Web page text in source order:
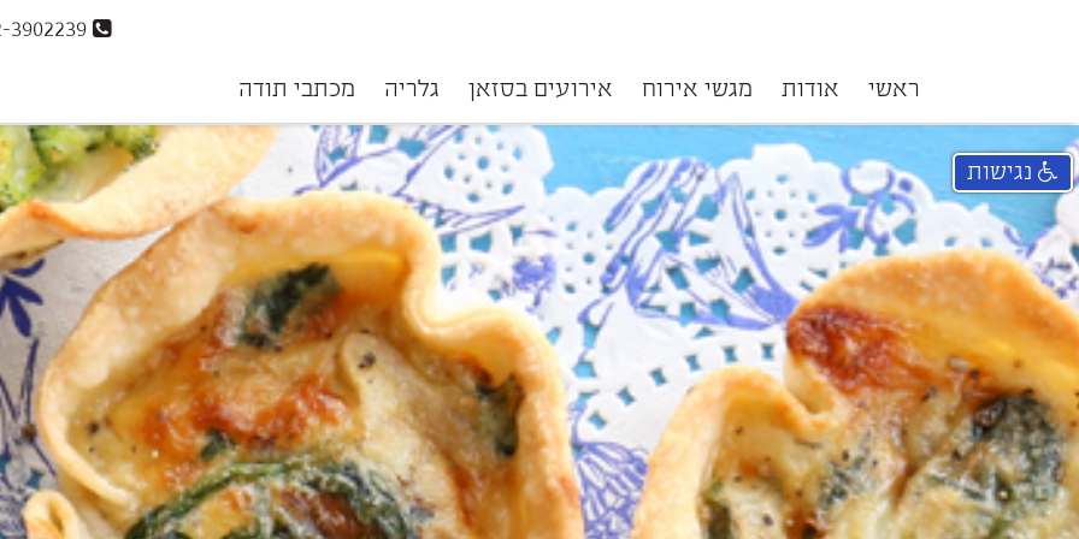
ראשי אודות מגשי אירוח אירועים בסזאן גלריה מכתבי תודה
נגישות